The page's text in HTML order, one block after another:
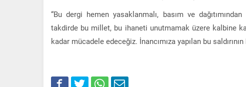
“Bu dergi hemen yasaklanmalı, basım ve
takdirde bu millet, bu ihaneti unutmamak üzere kalbine
kadar mücadele edeceğiz. İnancımıza yapılan bu